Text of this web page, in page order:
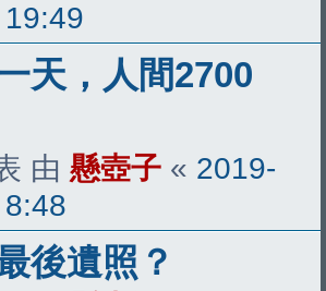
天，人間2700
由 懸壺子 « 2019-
後遺照？